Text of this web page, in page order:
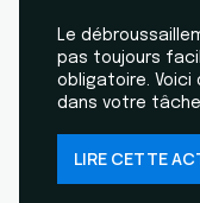
Le débroussaillement ? Les
pas toujours
obligatoire. Voici quelques conseils pour vous aider
dans votre
LIRE CETTE